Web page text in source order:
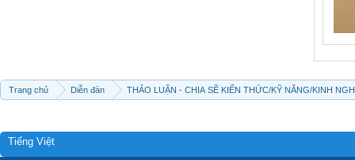
Trang chủ Diễn đàn THẢO LUẬN - CHIA SẼ KIẾN THỨC/KỸ NĂNG/KINH
Tiếng Việt